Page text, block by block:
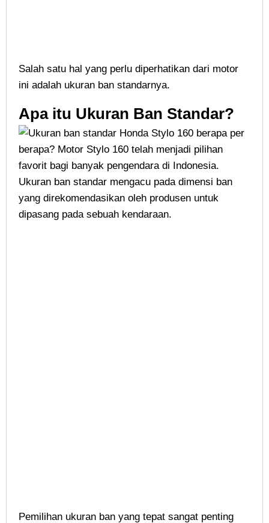
Salah satu hal yang perlu diperhatikan dari motor
ini adalah ukuran ban standarnya.
Apa itu Ukuran Ban Standar?
Ukuran ban standar mengacu pada dimensi ban
yang direkomendasikan oleh produsen untuk
dipasang pada sebuah kendaraan.
Pemilihan ukuran ban yang tepat sangat penting